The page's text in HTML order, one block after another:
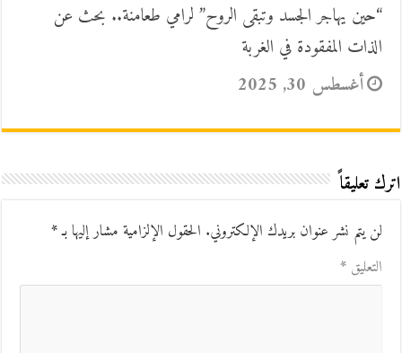
“حين يهاجر الجسد وتبقى الروح” لرامي طعامنة.. بحث عن
الذات المفقودة في الغربة
أغسطس 30, 2025
اترك تعليقاً
لن يتم نشر عنوان بريدك الإلكتروني. الحقول الإلزامية مشار إليها بـ*
التعليق*